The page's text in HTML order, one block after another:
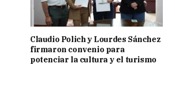
Claudio Polich y Lourdes Sánchez
firmaron convenio para
potenciar la cultura y el turismo